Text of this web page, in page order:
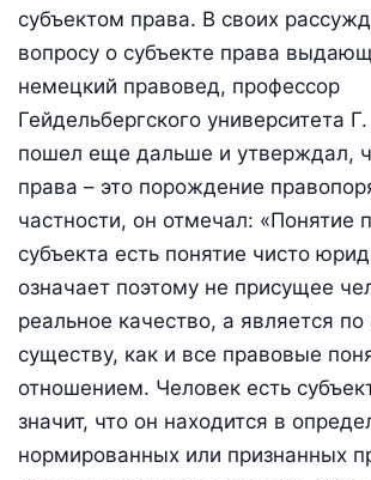
субъектом права. В своих
вопросу о субъекте права
немецкий правовед, профессор
Гейдельбергского университета
пошел еще дальше и утверждал,
права – это порождение
частности, он отмечал: «Понятие
субъекта есть понятие чисто
означает поэтому не присущее
реальное качество, а является
существу, как и все правовые
отношением. Человек есть
значит, что он находится в
нормированных или признанных